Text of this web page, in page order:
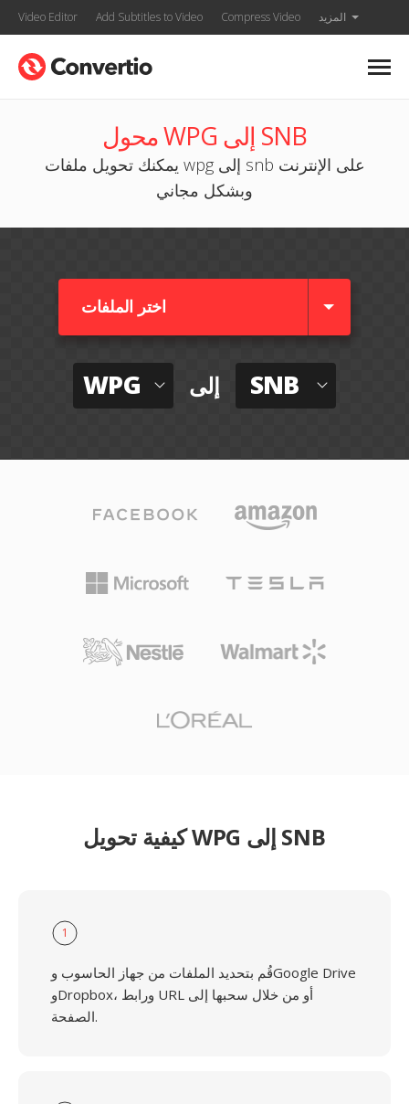
Video Editor Add Subtitles to Video Compress Video المزيد
محول WPG إلى SNB
يمكنك تحويل ملفات wpg إلى snb على الإنترنت
وبشكل مجاني
اختر الملفات
WPG إلى SNB
كيفية تحويل WPG إلى SNB
1
قُم بتحديد الملفات من جهاز الحاسوب وGoogle Drive
وDropbox، ورابط URL أو من خلال سحبها إلى
الصفحة.